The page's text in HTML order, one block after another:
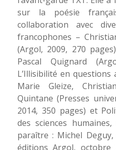
sur la poésie
collaboration avec
francophones –
(Argol, 2009, 270
Pascal Quignard
L’Illisibilité en questions
Marie Gleize,
Quintane (Presses
2014, 350 pages) et
des sciences
paraître : Michel
éditions Argol, octobre